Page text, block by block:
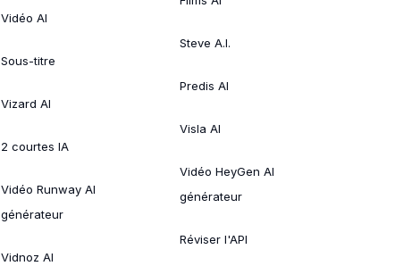
Vidéo AI
Sous-titre
Vizard AI
2 courtes IA
Vidéo Runway AI
générateur
Vidnoz AI
Steve A.I.
Predis AI
Visla AI
Vidéo HeyGen AI
générateur
Réviser l'API